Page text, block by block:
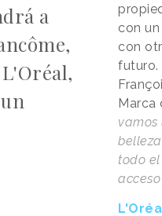
a
con
con
futuro.
Marca
vamos
todo